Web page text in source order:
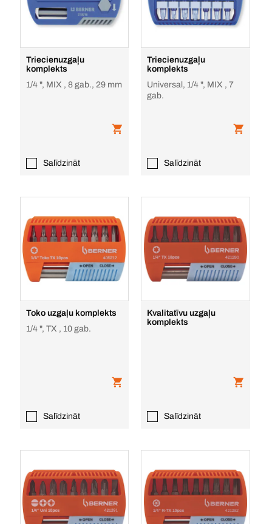
Triecienuzgaļu
komplekts
1/4 ", MIX , 8 gab., 29 mm
Salīdzināt
Triecienuzgaļu
komplekts
Universal, 1/4 ", MIX , 7
gab.
Salīdzināt
Toko uzgaļu komplekts
1/4 ", TX , 10 gab.
Salīdzināt
Kvalitatīvu uzgaļu
komplekts
Salīdzināt